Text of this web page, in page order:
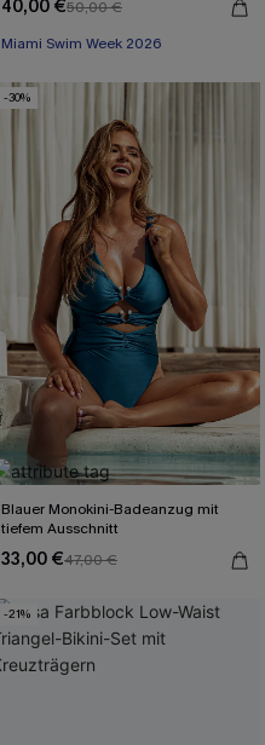
40,00 €50,00 €
Miami Swim Week 2026
-30%
Blauer Monokini-Badeanzug mit
tiefem Ausschnitt
33,00 €47,00 €
-21%